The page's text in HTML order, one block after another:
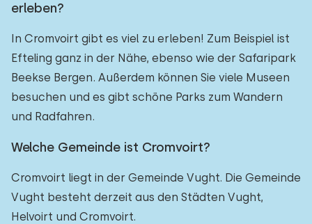
erleben?
In Cromvoirt gibt es viel zu erleben! Zum Beispiel ist
Efteling ganz in der Nähe, ebenso wie der Safaripark
Beekse Bergen. Außerdem können Sie viele Museen
besuchen und es gibt schöne Parks zum Wandern
und Radfahren.
Welche Gemeinde ist Cromvoirt?
Cromvoirt liegt in der Gemeinde Vught. Die Gemeinde
Vught besteht derzeit aus den Städten Vught,
Helvoirt und Cromvoirt.